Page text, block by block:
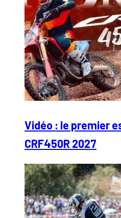
Vidéo : le premier
CRF450R 2027